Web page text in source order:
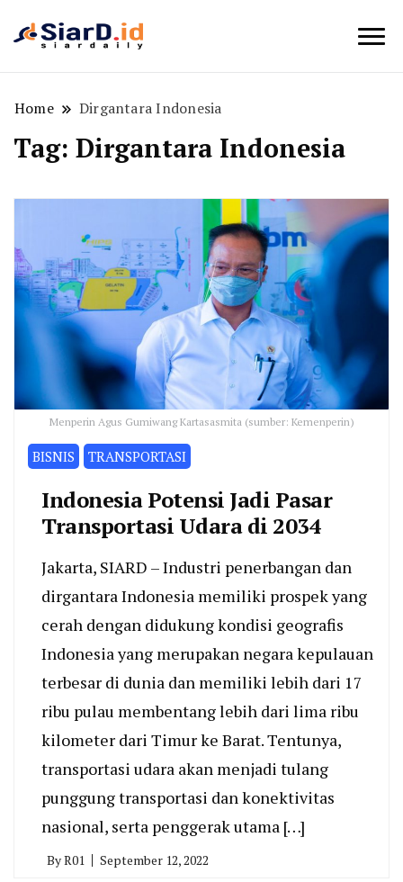
Home Dirgantara Indonesia
Tag: Dirgantara Indonesia
Menperin Agus Gumiwang Kartasasmita (sumber: Kemenperin)
BISNIS TRANSPORTASI
Indonesia Potensi Jadi Pasar
Transportasi Udara di 2034
Jakarta, SIARD – Industri penerbangan dan
dirgantara Indonesia memiliki prospek yang
cerah dengan didukung kondisi geografis
Indonesia yang merupakan negara kepulauan
terbesar di dunia dan memiliki lebih dari 17
ribu pulau membentang lebih dari lima ribu
kilometer dari Timur ke Barat. Tentunya,
transportasi udara akan menjadi tulang
punggung transportasi dan konektivitas
nasional, serta penggerak utama […]
ByR01 September 12, 2022